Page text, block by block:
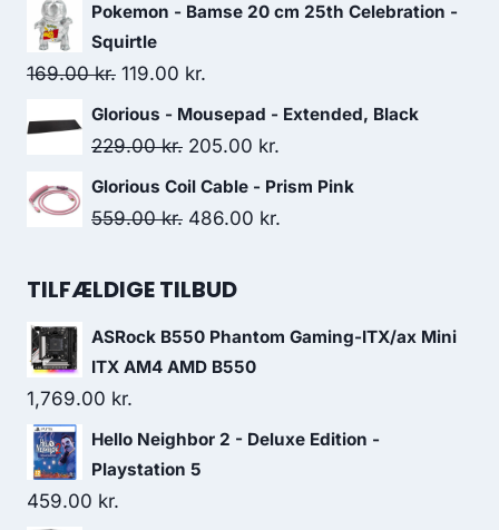
299.00 kr..
Pokemon - Bamse 20 cm 25th Celebration -
Squirtle
169.00kr. Original
price
was:
119.00 kr.
price
is:
Glorious - Mousepad - Extended, Black
229.00kr. Original
price
was:
205.00 kr.
price
Glorious Coil Cable - Prism Pink
559.00kr. Original
was:
486.00 kr.
TILFÆLDIGE TILBUD
ASRock B550 Phantom Gaming-ITX/ax Mini
ITX AM4 AMD B550
1,769.00 kr.
Hello Neighbor 2 - Deluxe Edition -
Playstation 5
459.00 kr.